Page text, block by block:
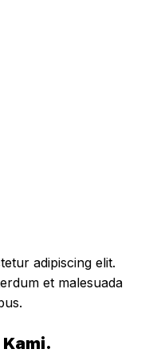
adipiscing elit.
et malesuada